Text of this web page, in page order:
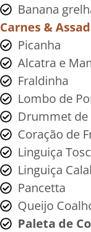
Banana
Carnes &
Picanha
Alcatra e
Fraldinha
Lombo de
Drummet de
Coração de
Linguiça
Linguiça
Pancetta
Queijo
Paleta de